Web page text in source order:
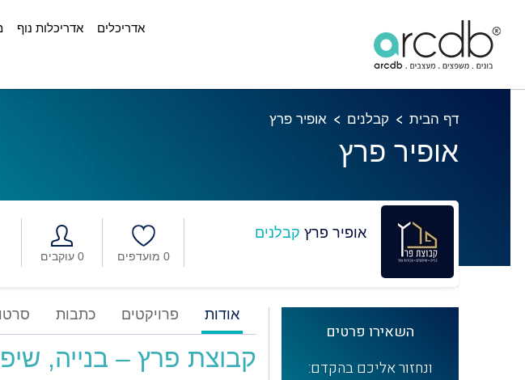
אדריכלים אדריכלות נוף
דף הבית קבלנים אופיר פרץ
אופיר פרץ
אופיר פרץ קבלנים
0 עוקבים 0 מועדפים
השאירו פרטים
ונחזור אליכם בהקדם:
אודות פרויקטים כתבות
קבוצת פרץ – בנייה,